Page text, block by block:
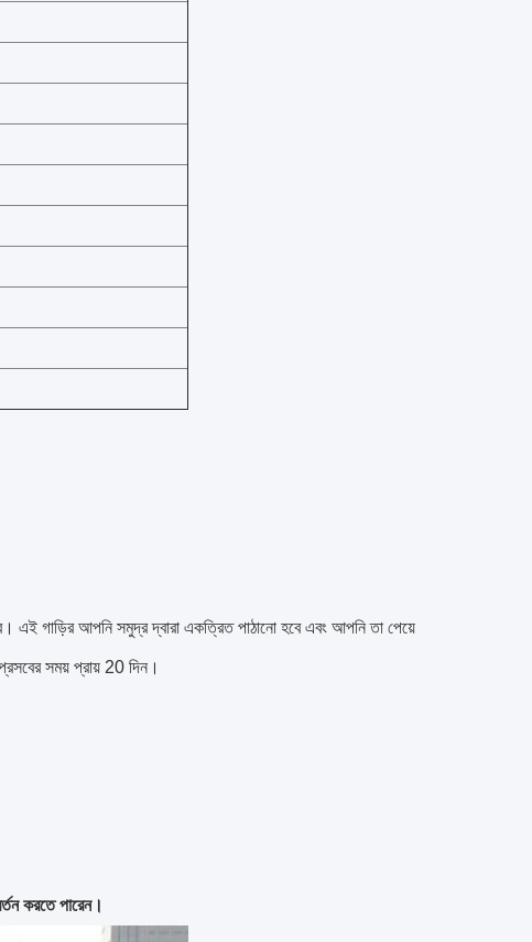
এই গাড়ির আপনি সমুদ্র দ্বারা একত্রিত পাঠানো হবে এবং আপনি তা পেয়ে
সময় প্রায় 20 দিন।
করতে পারেন।